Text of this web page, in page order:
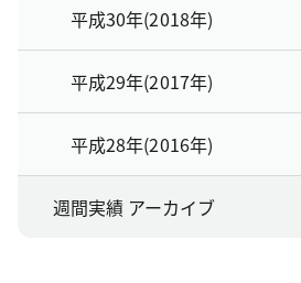
平成30年(2018年)
平成29年(2017年)
平成28年(2016年)
週間実績 アーカイブ